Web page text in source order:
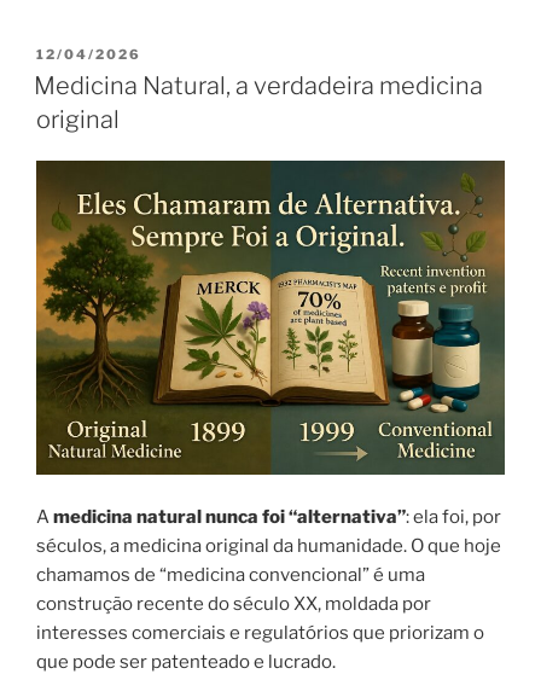
PUBLICADO
EM
12/04/2026
Medicina Natural, a verdadeira medicina
original
Amedicina natural nunca foi “alternativa”: ela foi, por
séculos, a medicina original da humanidade. O que hoje
chamamos de “medicina convencional” é uma
construção recente do século XX, moldada por
interesses comerciais e regulatórios que priorizam o
que pode ser patenteado e lucrado.